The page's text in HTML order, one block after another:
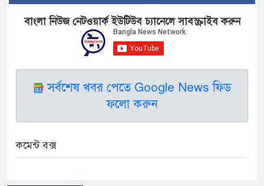
বাংলা নিউজ নেটওয়ার্ক ইউটিউব চ্যানেলে সাবস্ক্রাইব করুন
সর্বশেষ খবর পেতে Google News ফিড
ফলো করুন
কমেন্ট বক্স